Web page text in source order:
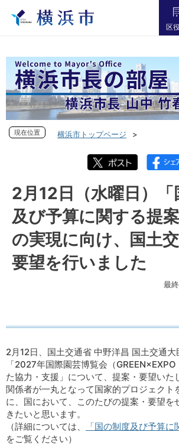
区
現在位置
横浜市トップページ
フォトダイアリー 2024年度
フォトダイアリー 2025年2月
2月12日（水曜日）「国の制度及び予算に関す
の実現に向け、国土交通省への要望を行いました
2月12日（水曜日）「
及び予算に関する提案
の実現に向け、国土
要望を行いました
最
2月12日、国土交通省 中野洋昌 国土交通大
「2027年国際園芸博覧会（
た協力・支援」について、提案・要望いた
関係者が一丸となって国家的プロジェクト
に、国において、このたびの提案・要望を
きたいと思います。
（詳細については、
「国の制度及び予算に
をご覧ください）